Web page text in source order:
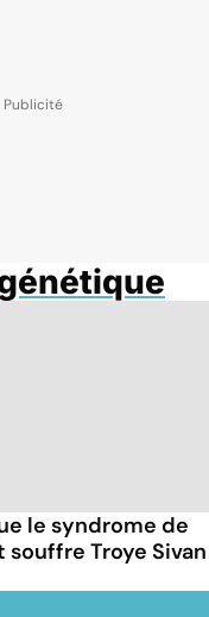
le syndrome de
souffre Troye Sivan